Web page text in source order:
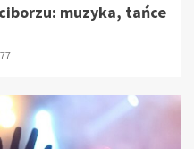
muzyka, tańce
77